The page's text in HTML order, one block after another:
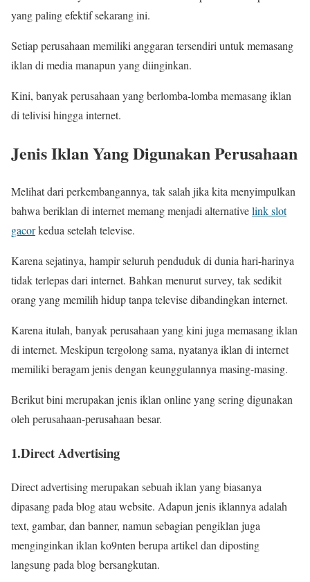
yang paling efektif sekarang ini.
Setiap perusahaan memiliki anggaran tersendiri untuk memasang
iklan di media manapun yang diinginkan.
Kini, banyak perusahaan yang berlomba-lomba memasang iklan
di telivisi hingga internet.
Jenis Iklan Yang Digunakan Perusahaan
Melihat dari perkembangannya, tak salah jika kita menyimpulkan
bahwa beriklan di internet memang menjadi alternativelink slot
gacorkedua setelah televise.
Karena sejatinya, hampir seluruh penduduk di dunia hari-harinya
tidak terlepas dari internet. Bahkan menurut survey, tak sedikit
orang yang memilih hidup tanpa televise dibandingkan internet.
Karena itulah, banyak perusahaan yang kini juga memasang iklan
di internet. Meskipun tergolong sama, nyatanya iklan di internet
memiliki beragam jenis dengan keunggulannya masing-masing.
Berikut bini merupakan jenis iklan online yang sering digunakan
oleh perusahaan-perusahaan besar.
1.Direct Advertising
Direct advertising merupakan sebuah iklan yang biasanya
dipasang pada blog atau website. Adapun jenis iklannya adalah
text, gambar, dan banner, namun sebagian pengiklan juga
menginginkan iklan ko9nten berupa artikel dan diposting
langsung pada blog bersangkutan.